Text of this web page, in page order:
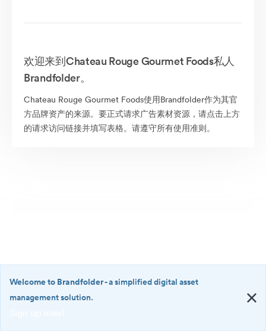
欢迎来到Chateau Rouge Gourmet Foods私人
Brandfolder。
Chateau Rouge Gourmet Foods使用Brandfolder作为其官
方品牌资产的来源。要正式请求广告素材资源，请点击上方
的请求访问链接并填写表格。请遵守所有使用准则。
·
Welcome to Brandfolder- a simplified digital asset
management solution.